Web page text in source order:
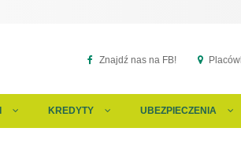
Znajdź nas na FB!
KREDYTY UBEZPIECZENIA